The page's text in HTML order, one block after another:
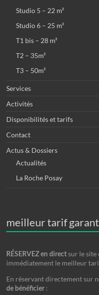
Studio 5 – 22 m²
Studio 6 – 25 m²
T1 bis – 28 m²
T2 – 35m²
T3 – 50m²
Services
Activités
Disponibilités et tarifs
Contact
Actus & Dossiers
Actualités
La Roche Posay
meilleur tarif
RÉSERVEZ en direct sur le site
immédiatement le meilleur
En réservant directement sur
de bénéficier :